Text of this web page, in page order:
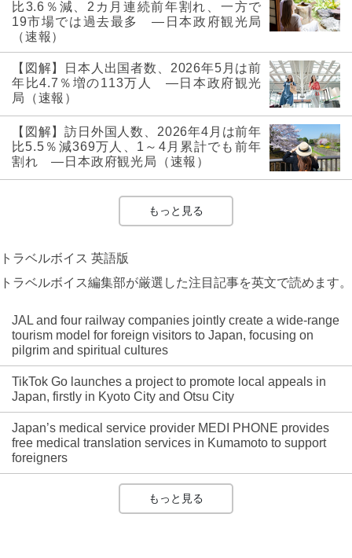
比3.6％減、2カ月連続前年割れ、一方で
19市場では過去最多 ―日本政府観光局
（速報）
【図解】日本人出国者数、2026年5月は前
年比4.7％増の113万人 ―日本政府観光
局（速報）
【図解】訪日外国人数、2026年4月は前年
比5.5％減369万人、1～4月累計でも前年
割れ ―日本政府観光局（速報）
もっと見る
トラベルボイス 英語版
トラベルボイス編集部が厳選した注目記事を英文で読めます。
JAL and four railway companies jointly create a wide-range
tourism model for foreign visitors to Japan, focusing on
pilgrim and spiritual cultures
TikTok Go launches a project to promote local appeals in
Japan, firstly in Kyoto City and Otsu City
Japan’s medical service provider MEDI PHONE provides
free medical translation services in Kumamoto to support
foreigners
もっと見る